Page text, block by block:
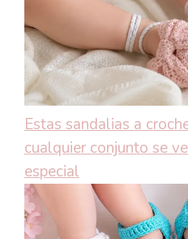
Estas sandalias a
cualquier conjunto se
especial